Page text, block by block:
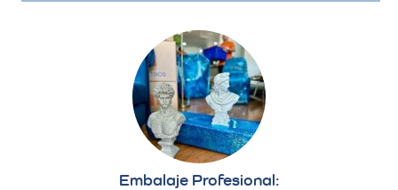
Embalaje Profesional: